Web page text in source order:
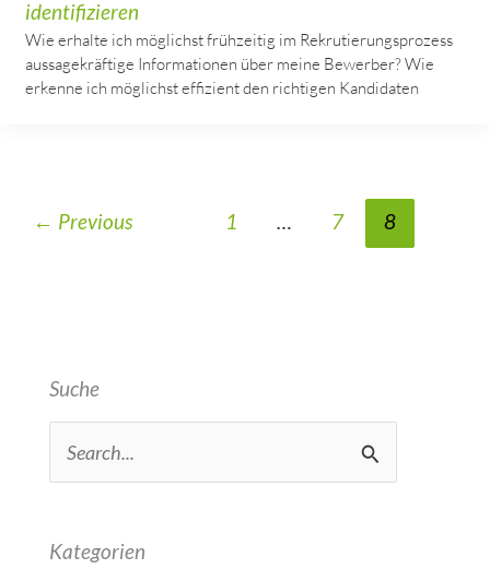
Suche
Kategorien
identifizieren
Wie erhalte ich möglichst frühzeitig im Rekrutierungsprozess
aussagekräftige Informationen über meine Bewerber? Wie
erkenne ich möglichst effizient den richtigen Kandidaten
← Previous 1 … 7 8